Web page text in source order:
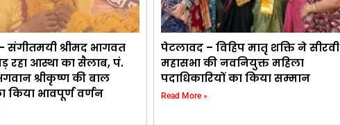
संगीतमयी श्रीमद भागवत
रहा आस्था का सैलाब, पं.
श्रीकृष्ण की बाल
किया भावपूर्ण वर्णन
पेटलावद – विहिप मातृ शक्ति ने सीरवी
महासभा की नवनियुक्त महिला
पदाधिकारियों का किया सम्मान
Read More »